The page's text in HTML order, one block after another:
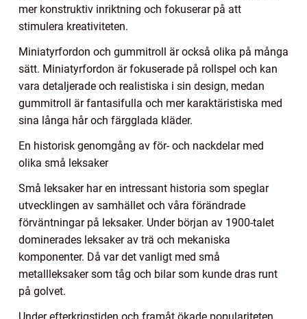
mer konstruktiv inriktning och fokuserar på att
stimulera kreativiteten.
Miniatyrfordon och gummitroll är också olika på många
sätt. Miniatyrfordon är fokuserade på rollspel och kan
vara detaljerade och realistiska i sin design, medan
gummitroll är fantasifulla och mer karaktäristiska med
sina långa hår och färgglada kläder.
En historisk genomgång av för- och nackdelar med
olika små leksaker
Små leksaker har en intressant historia som speglar
utvecklingen av samhället och våra förändrade
förväntningar på leksaker. Under början av 1900-talet
dominerades leksaker av trä och mekaniska
komponenter. Då var det vanligt med små
metallleksaker som tåg och bilar som kunde dras runt
på golvet.